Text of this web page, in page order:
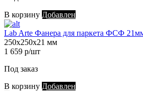
В корзину Добавлен
Lab Arte Фанера для паркета ФСФ
250х250х21 мм
1 659 р/шт
Под заказ
В корзину Добавлен